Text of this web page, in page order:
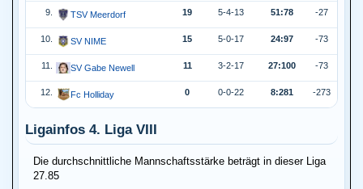
9. TSV Meerdorf 19 5-4-13 51:78 -27
10. SV NIME 15 5-0-17 24:97 -73
11. SV Gabe Newell 11 3-2-17 27:100 -73
12. Fc Holliday 0 0-0-22 8:281 -273
Ligainfos 4. Liga VIII
Die durchschnittliche Mannschaftsstärke beträgt in dieser Liga
27.85